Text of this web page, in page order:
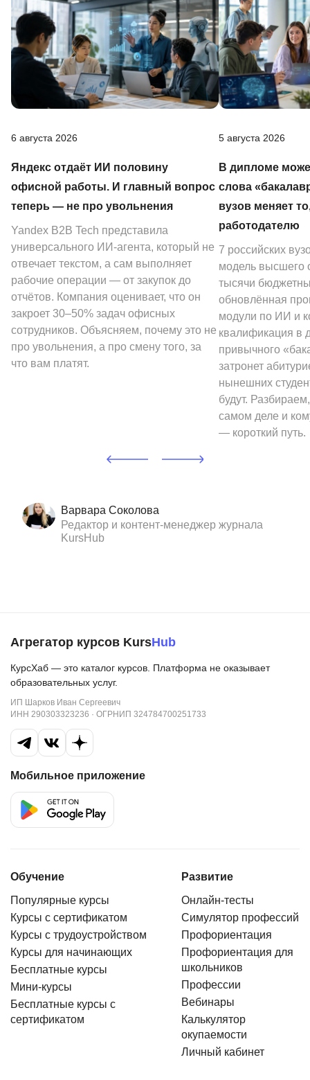
6 августа 2026
Яндекс отдаёт ИИ половину
офисной работы. И главный вопрос
теперь — не про увольнения
Yandex B2B Tech представила
универсального ИИ-агента, который не
отвечает текстом, а сам выполняет
рабочие операции — от закупок до
отчётов. Компания оценивает, что он
закроет 30–50% задач офисных
сотрудников. Объясняем, почему это не
про увольнения, а про смену того, за
что вам платят.
5 августа 2026
В дипломе
слова
вузов меняет
работодателю
7 российских
модель высшего
тысячи
обновлённая
модули по ИИ и
квалификация в
привычного
затронет
нынешних
будут.
самом деле и
— короткий путь.
Варвара Соколова
Редактор и контент-менеджер журнала
KursHub
Агрегатор курсов KursHub
КурсХаб — это каталог курсов. Платформа не оказывает
образовательных услуг.
ИП Шарков Иван Сергеевич
ИНН 290303323236 · ОГРНИП 324784700251733
Мобильное приложение
Обучение
Популярные курсы
Курсы с сертификатом
Курсы с трудоустройством
Курсы для начинающих
Бесплатные курсы
Мини-курсы
Бесплатные курсы с
сертификатом
Развитие
Онлайн-тесты
Симулятор профессий
Профориентация
Профориентация для
школьников
Профессии
Вебинары
Калькулятор
окупаемости
Личный кабинет